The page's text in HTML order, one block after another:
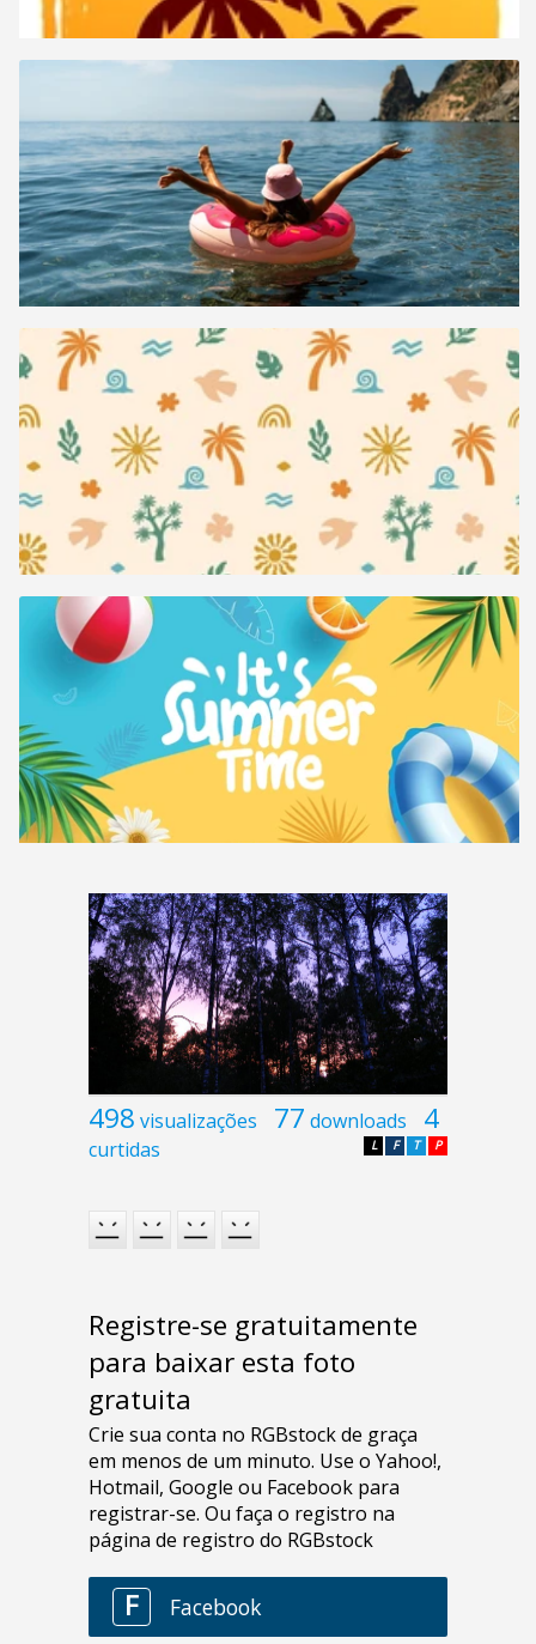
498 visualizações 77 downloads 4
curtidas P
T
F
L
Registre-se gratuitamente
para baixar esta foto
gratuita